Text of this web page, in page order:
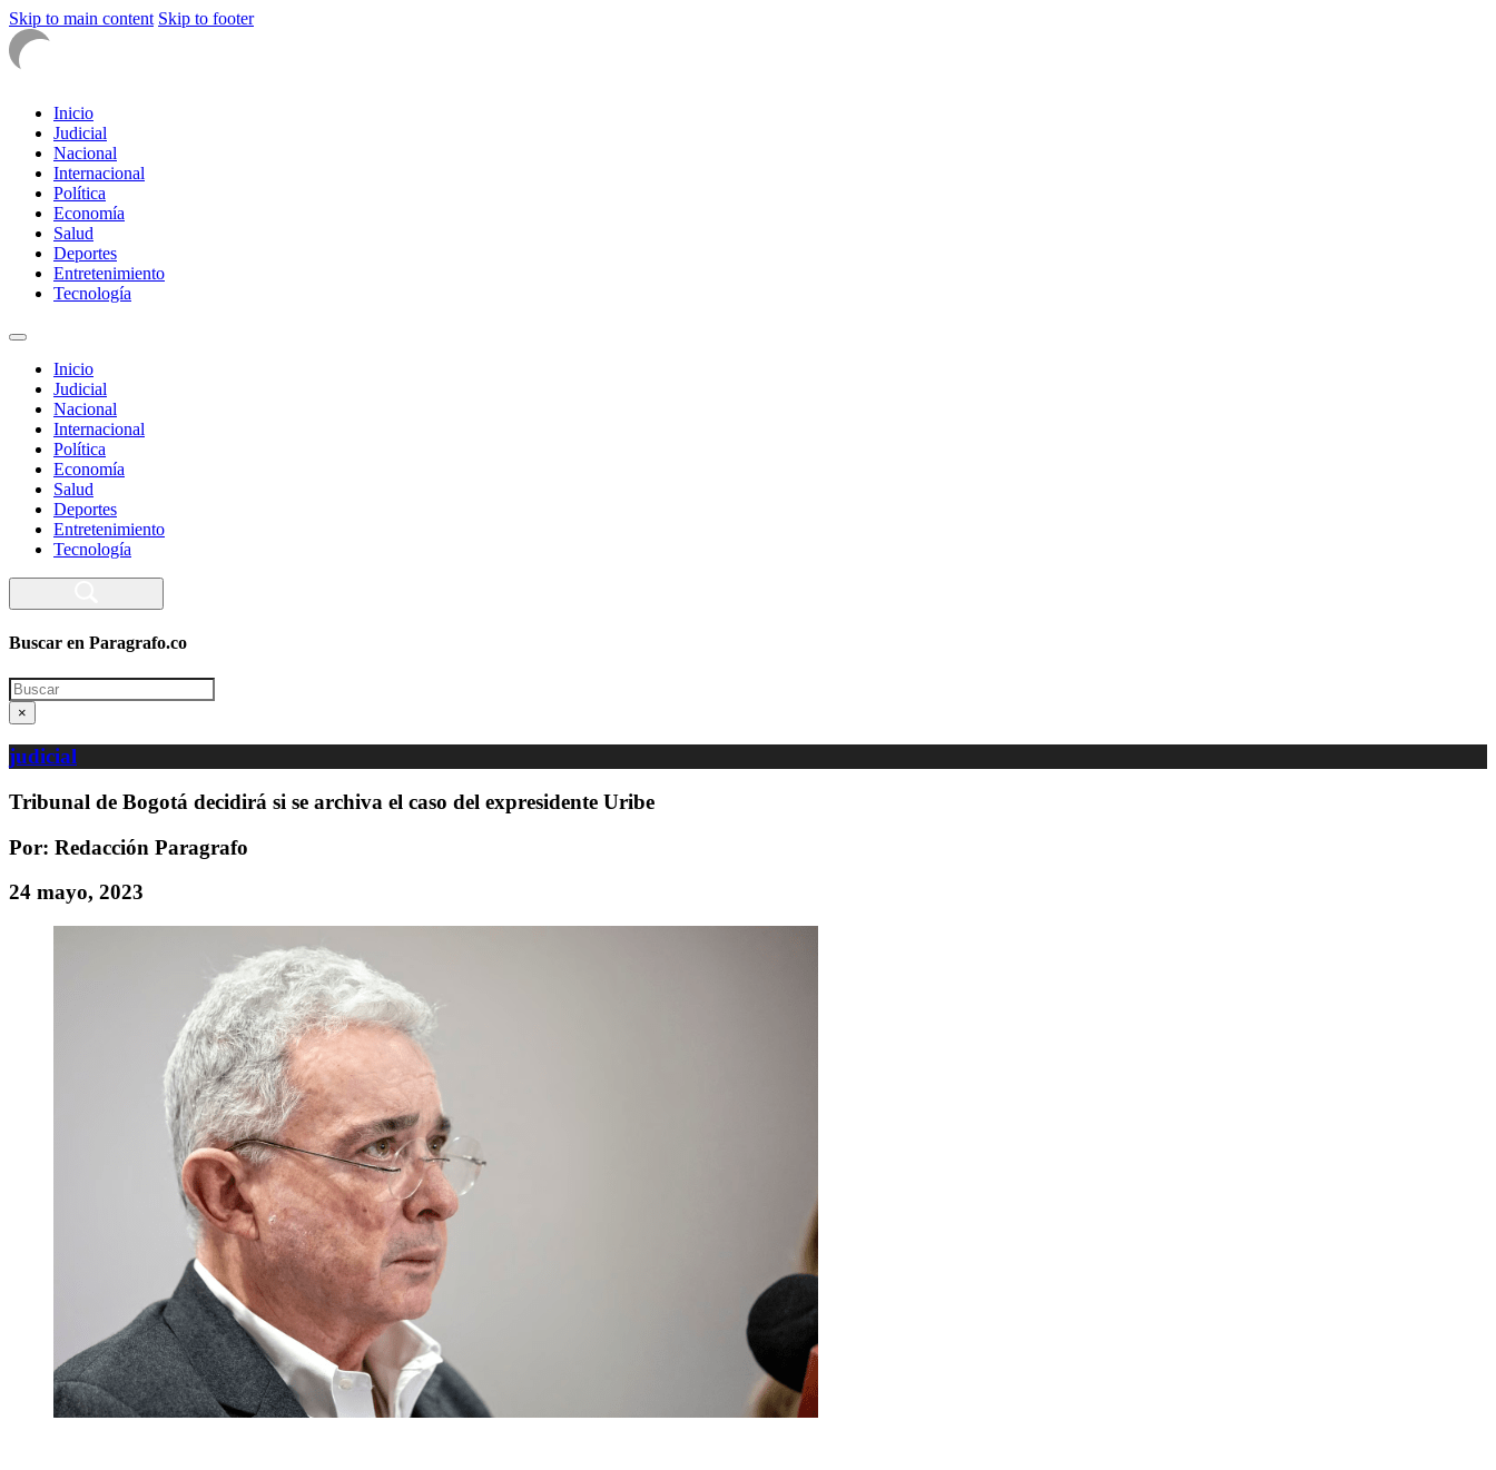
Skip to main content Skip to footer
Inicio
Judicial
Nacional
Internacional
Política
Economía
Salud
Deportes
Entretenimiento
Tecnología
Inicio
Judicial
Nacional
Internacional
Política
Economía
Salud
Deportes
Entretenimiento
Tecnología
Buscar en Paragrafo.co
Search
×
judicial
Tribunal de Bogotá decidirá si se archiva el caso del expresidente Uribe
Por: Redacción Paragrafo
24 mayo, 2023